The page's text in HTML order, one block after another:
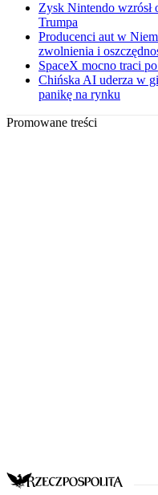
Zysk Nintendo wzrósł
Trumpa
Producenci aut w
zwolnienia i
SpaceX mocno traci
Chińska AI uderza w
panikę na rynku
Promowane treści